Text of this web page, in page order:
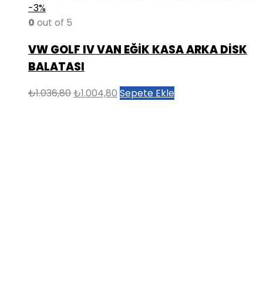
-3%
0 out of 5
VW GOLF IV VAN EĞİK KASA ARKA DİSK
BALATASI
₺1.036,80Orijinal
₺1.004,80 Şu
Sepete Ekle